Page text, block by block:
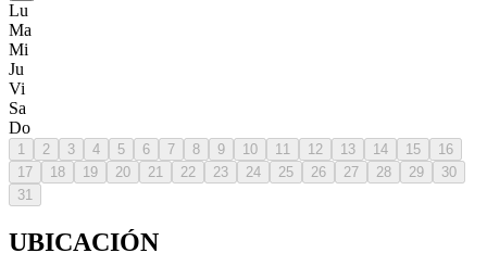
Lu
Ma
Mi
Ju
Vi
Sa
Do
1 2 3 4 5 6 7 8 9 10 11 12 13 14 15
16
17
18 19 20 21 22 23 24 25 26 27 28 29
30
31
UBICACIÓN